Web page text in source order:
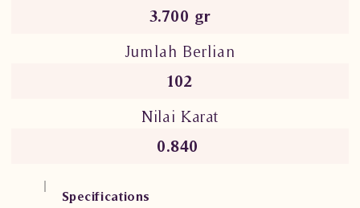
3.700 gr
Jumlah Berlian
102
Nilai Karat
0.840
Specifications